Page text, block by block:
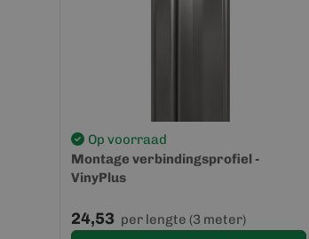
Op voorraad
Montage verbindingsprofiel -
VinyPlus
24,53 per lengte (3 meter)